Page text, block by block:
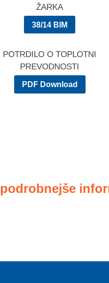
ŽARKA
38/14 BIM
POTRDILO O TOPLOTNI
PREVODNOSTI
PDF Download